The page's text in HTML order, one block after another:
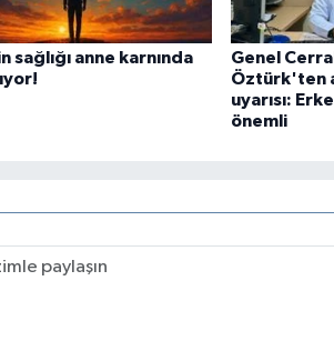
sağlığı anne karnında
Genel
Öztürk'ten
uyarısı:
önemli